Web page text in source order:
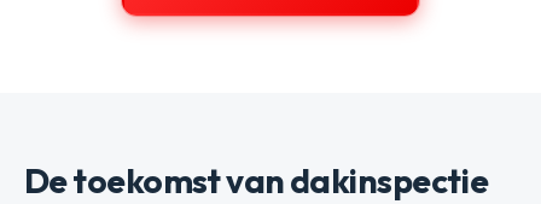
De toekomst van dakinspectie